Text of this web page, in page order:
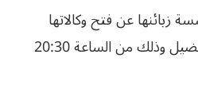
زبائنها عن فتح وكالاتها
التجارية ليلا طيلة الشهر الفضيل وذلك من الساعة 20:30